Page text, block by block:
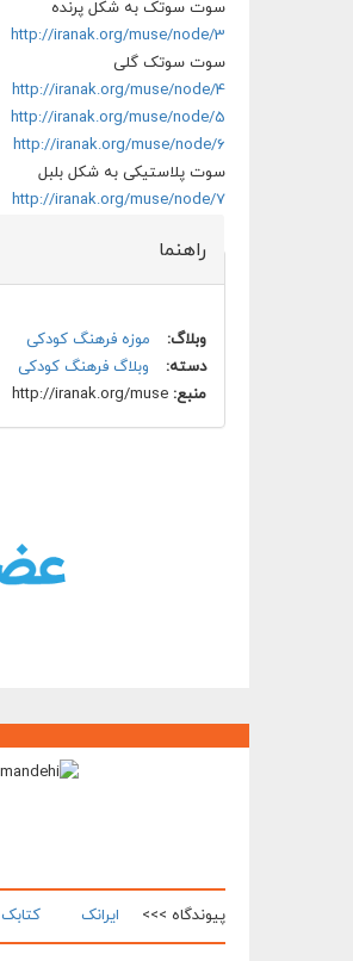
سوت سوتک به شکل پرنده
http://iranak.org/muse/node/3
سوت سوتک گلی
http://iranak.org/muse/node/4
http://iranak.org/muse/node/5
http://iranak.org/muse/node/6
سوت پلاستیکی به شکل بلبل
http://iranak.org/muse/node/7
راهنما
وبلاگ:
موزه فرهنگ کودکی
دسته:
وبلاگ فرهنگ کودکی
منبع: http://iranak.org/muse
پیوندگاه >>> ایرانک کتابک